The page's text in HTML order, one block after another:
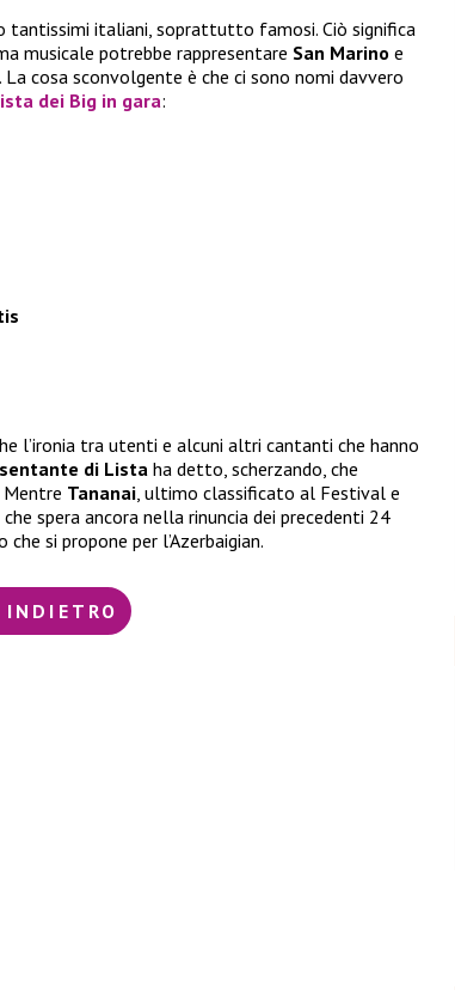
tantissimi italiani, soprattutto famosi. Ciò significa
musicale potrebbe rappresentare San Marino e
. La cosa sconvolgente è che ci sono nomi davvero
dei Big in gara:
l’ironia tra utenti e alcuni altri cantanti che hanno
di Lista ha detto, scherzando, che
Tananai, ultimo classificato al Festival e
spera ancora nella rinuncia dei precedenti 24
si propone per l’Azerbaigian.
INDIETRO